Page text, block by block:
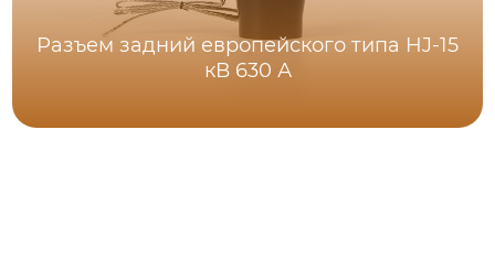
Разъем задний европейского типа HJ-15
кВ 630 А